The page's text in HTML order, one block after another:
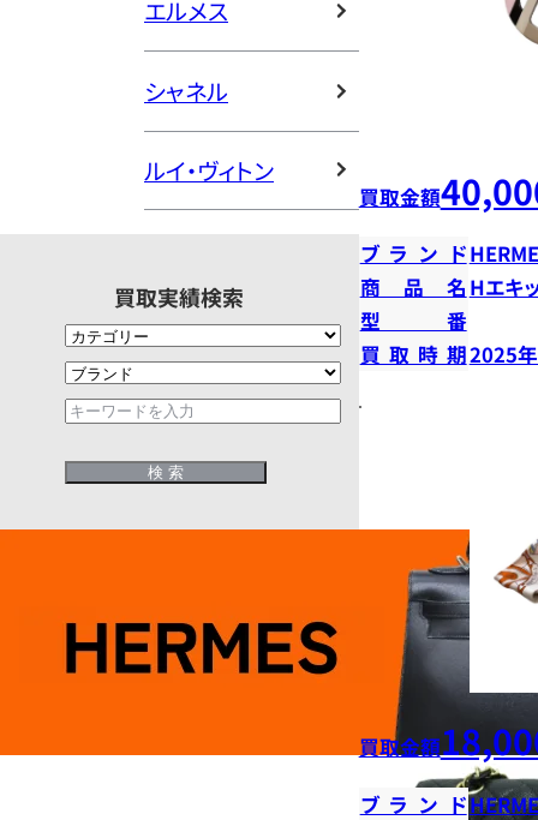
エルメス
シャネル
ルイ・ヴィトン
買取実績検索
買取金額
ブランド
商品名 Hエキ
型番
買取時期2025
買取金額
ブランド